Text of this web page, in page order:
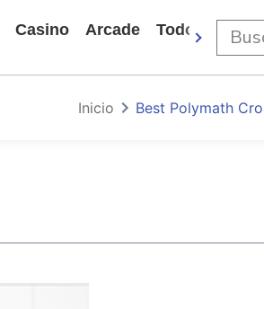
Casino Arcade Todos Los
Inicio Best Polymath